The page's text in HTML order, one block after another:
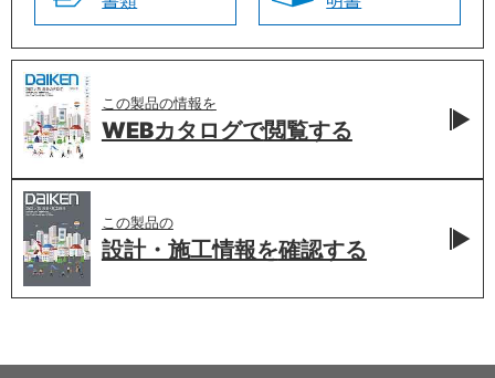
この製品の情報を
WEBカタログで閲覧する
この製品の
設計・施工情報を確認する